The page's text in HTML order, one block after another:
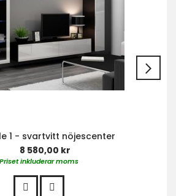
1 - svartvitt nöjescenter
8 580,00 kr
Priset inkluderar moms